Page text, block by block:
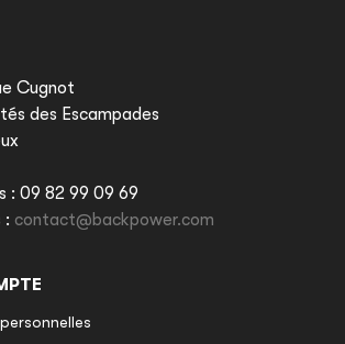
Cugnot
des Escampades
: 09 82 99 09 69
: contact@backpower.com